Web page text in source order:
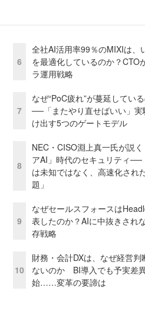
6
全社AI活用率99％のMIXIは、
を最適化しているのか？CTO
ラ運用戦略
7
なぜ“PoC疲れ”が蔓延してい
──「またやり直せばいい」実
け出す5つのゲートモデル
8
NEC・CISO淵上真一氏が説
アAI」時代のセキュリティ──
は未知ではなく、高速化され
題」
9
なぜセールスフォースは
表したのか？AIに中抜きされ
存戦略
10
財務・会計DXは、なぜ経営判
ないのか BI導入でも予実差
始……変革の要諦は